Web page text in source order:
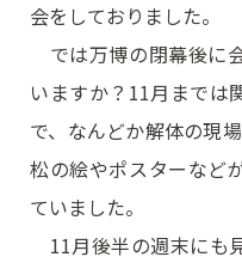
会をしておりました。
では万博の閉幕後に
いますか？11月までは
で、なんどか解体の現
松の絵やポスターなど
ていました。
11月後半の週末にも